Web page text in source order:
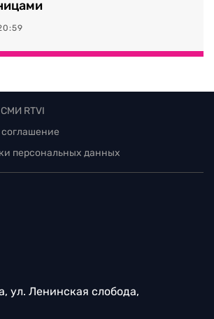
RTVI
соглашение
персональных данных
ул. Ленинская слобода,